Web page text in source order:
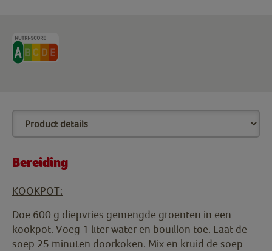
Bereiding
KOOKPOT:
Doe 600 g diepvries gemengde groenten in een
kookpot. Voeg 1 liter water en bouillon toe. Laat de
soep 25 minuten doorkoken. Mix en kruid de soep